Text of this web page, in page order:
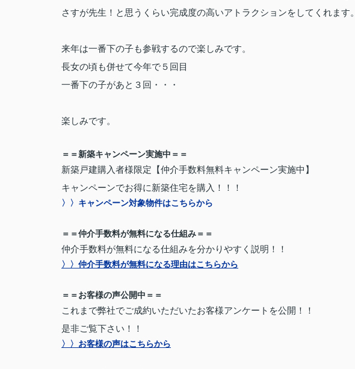
さすが先生！と思うくらい完成度の高いアトラクションをしてくれます。
来年は一番下の子も参戦するので楽しみです。
長女の頃も併せて今年で５回目
一番下の子があと３回・・・
楽しみです。
＝＝新築キャンペーン実施中＝＝
新築戸建購入者様限定【仲介手数料無料キャンペーン実施中】
キャンペーンでお得に新築住宅を購入！！！
〉〉キャンペーン対象物件はこちらから
＝＝仲介手数料が無料になる仕組み＝＝
仲介手数料が無料になる仕組みを分かりやすく説明！！
〉〉仲介手数料が無料になる理由はこちらから
＝＝お客様の声公開中＝＝
これまで弊社でご成約いただいたお客様アンケートを公開！！
是非ご覧下さい！！
〉〉お客様の声はこちらから